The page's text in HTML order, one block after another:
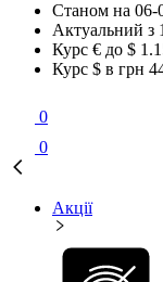
Станом на 06-
Актуальний з
Курс € до $
Курс $ в грн
0
0
Акції